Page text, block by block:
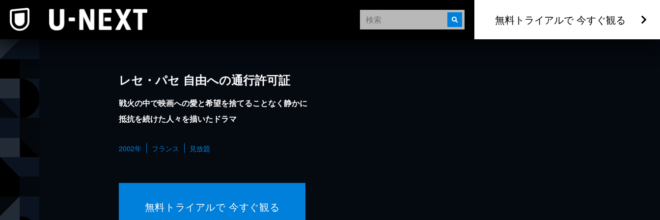
無料トライアルで 今すぐ観る
レセ・パセ 自由への通行許可証
戦火の中で映画への愛と希望を捨てることなく静かに
抵抗を続けた人々を描いたドラマ
2002年 フランス 見放題
無料トライアルで 今すぐ観る